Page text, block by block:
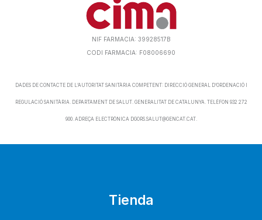
NIF FARMACIA: 39928517B
CODI FARMACIA: F08006690
DADES DE CONTACTE DE L’AUTORITAT SANITÀRIA COMPETENT: DIRECCIÓ GENERAL D’ORDENACIÓ I
REGULACIÓ SANITÀRIA. DEPARTAMENT DE SALUT. GENERALITAT DE CATALUNYA. TELÈFON 932 272
900. ADREÇA ELECTRÒNICA DGORS.SALUT@GENCAT.CAT.
Tienda